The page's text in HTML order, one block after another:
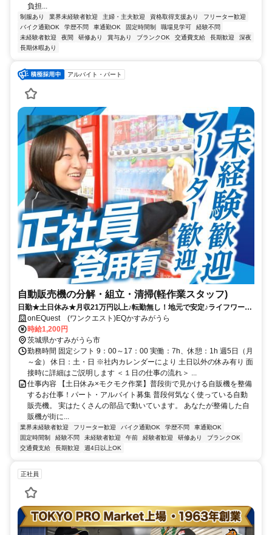
負担...
制服あり 業界未経験者歓迎 主婦・主夫歓迎 資格取得支援あり
フリーター歓迎
バイク通勤OK
学歴不問 車通勤OK 固定時間制 職場見学可
経験不問
未経験者歓迎
夜間 研修あり 賞与あり ブランクOK 交通費支給 長期歓迎
深夜
長期休暇あり
アルバイト・パート
自動販売機の分解・組立・清掃(軽作業スタッフ)
日勤★土日休み★月収21万円以上♪転勤無し！地元で安定♪ライフワーク
バランス◎学歴・経験不問です！
onEQuest (ワンクエスト)EQかすみがうら
時給1,200円
茨城県かすみがうら市
勤務時間 固定シフト 9：00～17：00 実働：7h、休憩：1h 週5日（月
～金） 休日：土・日 ※社内カレンダーにより 土日以外の休み有り 面
接時に詳細はご説明します ＜１日の仕事の流れ＞ ...
仕事内容 【土日休み×モクモク作業】普段街で見かける自販機を整備
するお仕事！パート・アルバイト募集 普段何気なく使っている自動
販売機。 実はたくさんの部品で動いています。 あなたが整備した自
販機が街に...
業界未経験者歓迎 フリーター歓迎 バイク通勤OK 学歴不問
車通勤OK
固定時間制
経験不問 未経験者歓迎 午前 経験者歓迎 研修あり
ブランクOK
交通費支給
長期歓迎 週4日以上OK
正社員